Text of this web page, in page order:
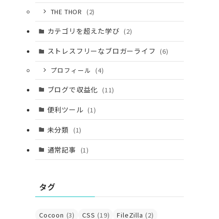
THE THOR (2)
カテゴリを超えた学び (2)
ストレスフリーなブロガーライフ (6)
プロフィール (4)
ブログで収益化 (11)
便利ツール (1)
未分類 (1)
通常記事 (1)
タグ
Cocoon (3) CSS (19) FileZilla (2)